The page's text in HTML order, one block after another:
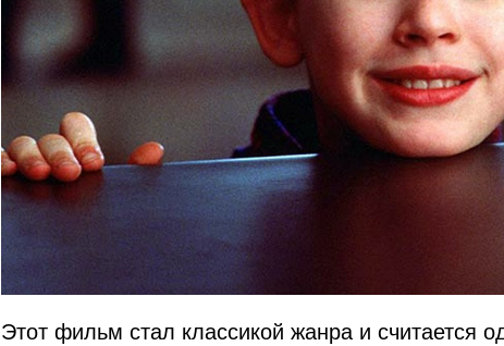
Этот фильм стал классикой жанра и считается